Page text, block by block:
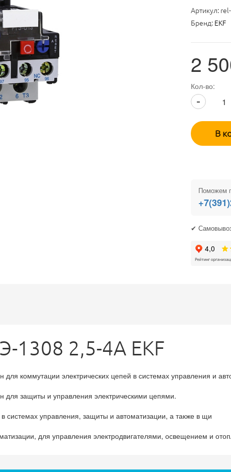
Артикул:
Бренд: EKF
2
Кол-во:
-
В
Поможем
✔
1308 2,5-4А EKF
коммутации электрических цепей в системах управления и
защиты и управления электрическими цепями.
системах управления, защиты и автоматизации, а также в щи
для управления электродвигателями, освещением и